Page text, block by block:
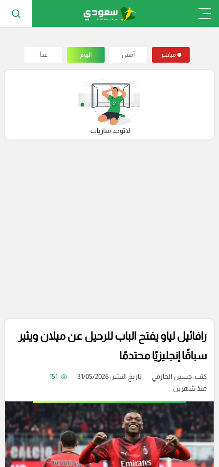
مباشر أمس اليوم غداً
رافائيل لياو يفتح الباب للرحيل عن ميلان ويثير
سباقًا إنجليزيًا محتدمًا
كتب:حسين الحازمي تاريخ النشر: 31/05/2026
151
منذ شهرين